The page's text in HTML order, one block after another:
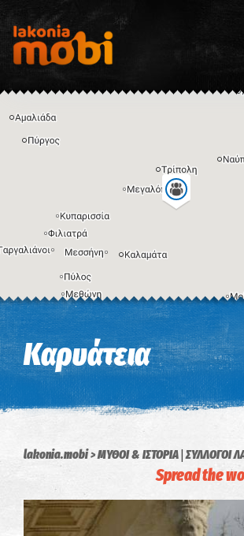
Η εικόνα ενδέχεται να υπόκειται σε
Καρυάτεια
lakonia.mobi ΜΥΘΟΙ & ΙΣΤΟΡΙΑ|ΣΥΛΛΟΓΟΙ
Spread the